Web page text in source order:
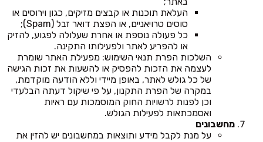
העלאת תוכנות או קבצים מזיקים, כגון וירוסים או
סוסים טרויאניים, או הפצת דואר זבל (Spam);
כל פעולה נוספת או אחרת שעלולה לפגוע, להזיק
או להפריע לאתר ולפעילותו התקינה.
השלכות הפרת תנאי השימוש: מפעילת האתר שומרת
לעצמה את הזכות להפסיק או להשעות את זכות הגישה
של כל גולש לאתר, באופן מיידי וללא הודעה מוקדמת,
במקרה של הפרת התקנון, על פי שיקול דעתה הבלעדי
וכן לפנות לרשויות החוק המוסמכות עם ראיות
ואסמכתאות לפעילות הגולש.
מחשבונים
על מנת לקבל מידע ותוצאות במחשבונים יש להזין את